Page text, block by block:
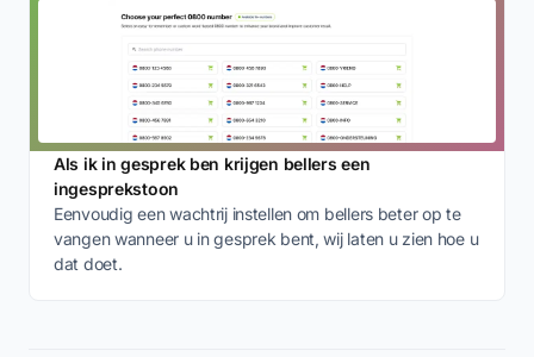
Als ik in gesprek ben krijgen bellers een
ingesprekstoon
Eenvoudig een wachtrij instellen om bellers beter op te
vangen wanneer u in gesprek bent, wij laten u zien hoe u
dat doet.